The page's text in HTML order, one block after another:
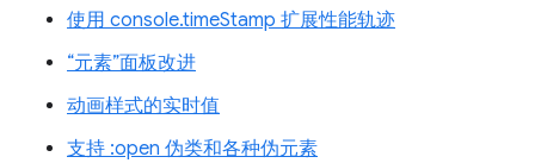
使用 console.timeStamp 扩展性能轨迹
“元素”面板改进
动画样式的实时值
支持 :open 伪类和各种伪元素